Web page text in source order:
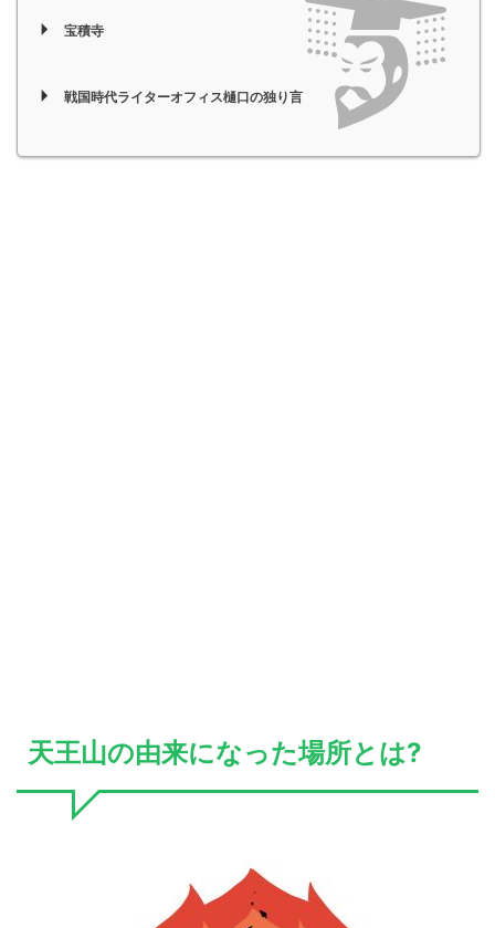
宝積寺
戦国時代ライターオフィス樋口の独り言
天王山の由来になった場所とは?